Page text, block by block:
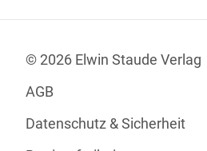
© 2026 Elwin Staude Verlag
AGB
Datenschutz & Sicherheit